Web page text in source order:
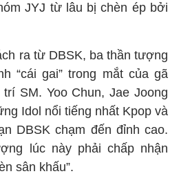
JYJ từ lâu bị chèn ép bởi
ra từ DBSK, ba thần tượng
“cái gai” trong mắt của gã
SM. Yoo Chun, Jae Joong
Idol nổi tiếng nhất Kpop và
DBSK chạm đến đỉnh cao.
lúc này phải chấp nhận
sân khấu”.